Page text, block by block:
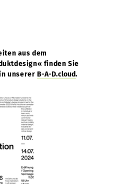
aus dem
finden Sie
unserer B-A-D.cloud.